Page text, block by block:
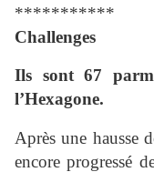
***********
Challenges
Ils sont 67
l’Hexagone.
Après une hausse
encore progressé